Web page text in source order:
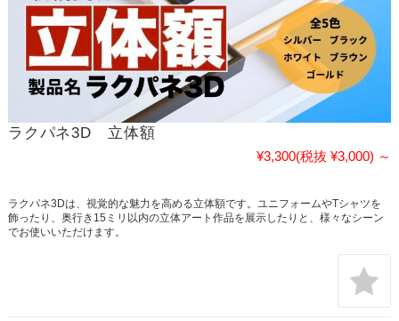
ラクパネ3D 立体額
¥3,300(税抜 ¥3,000) ～
ラクパネ3Dは、視覚的な魅力を高める立体額です。ユニフォームやTシャツを
飾ったり、奥行き15ミリ以内の立体アート作品を展示したりと、様々なシーン
でお使いいただけます。